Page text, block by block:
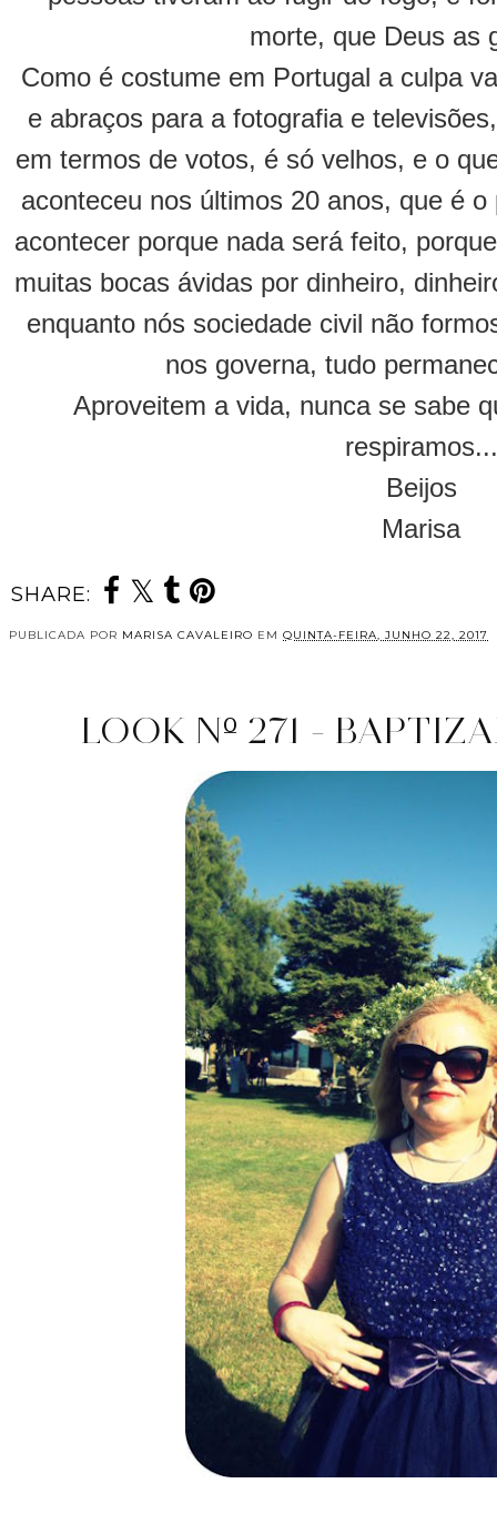
morte, que Deus as
Como é costume em Portugal a culpa
e abraços para a fotografia e
em termos de votos, é só velhos, e o
aconteceu nos últimos 20 anos, que é
acontecer porque nada será feito,
muitas bocas ávidas por dinheiro,
enquanto nós sociedade civil não
nos governa, tudo
Aproveitem a vida, nunca se sabe
respiramos...
Beijos
Marisa
SHARE:
PUBLICADA POR MARISA CAVALEIRO EM QUINTA-FEIRA, JUNHO 22, 2017
LOOK Nº 271 -